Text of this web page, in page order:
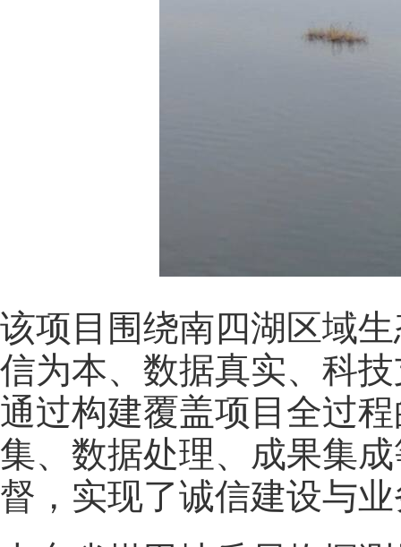
该项目围绕南四湖区域
信为本、数据真实、科
通过构建覆盖项目全过
集、数据处理、成果集
督，实现了诚信建设与